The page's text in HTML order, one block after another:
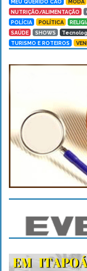
MEU QUERIDO CÃO
MODA
NUTRIÇÃO/ALIMENTAÇÃO
POLÍCIA
POLÍTICA
SAÚDE
SHOWS
TURISMO E ROTEIROS